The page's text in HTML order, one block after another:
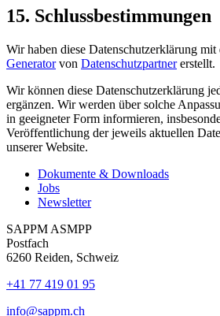
15. Schluss­bestimmungen
Wir haben diese Daten­schutz­erklärung mit
Generatorvon Datenschutz­partnererstellt.
Wir können diese Daten­schutz­erklärung
ergänzen. Wir werden über solche
in geeigneter Form informieren,
Veröffentlichung der jeweils aktuellen
unserer Website.
Dokumente & Downloads
Jobs
Newsletter
SAPPM ASMPP
Postfach
6260 Reiden, Schweiz
+41 77 419 01 95
info@sappm.ch